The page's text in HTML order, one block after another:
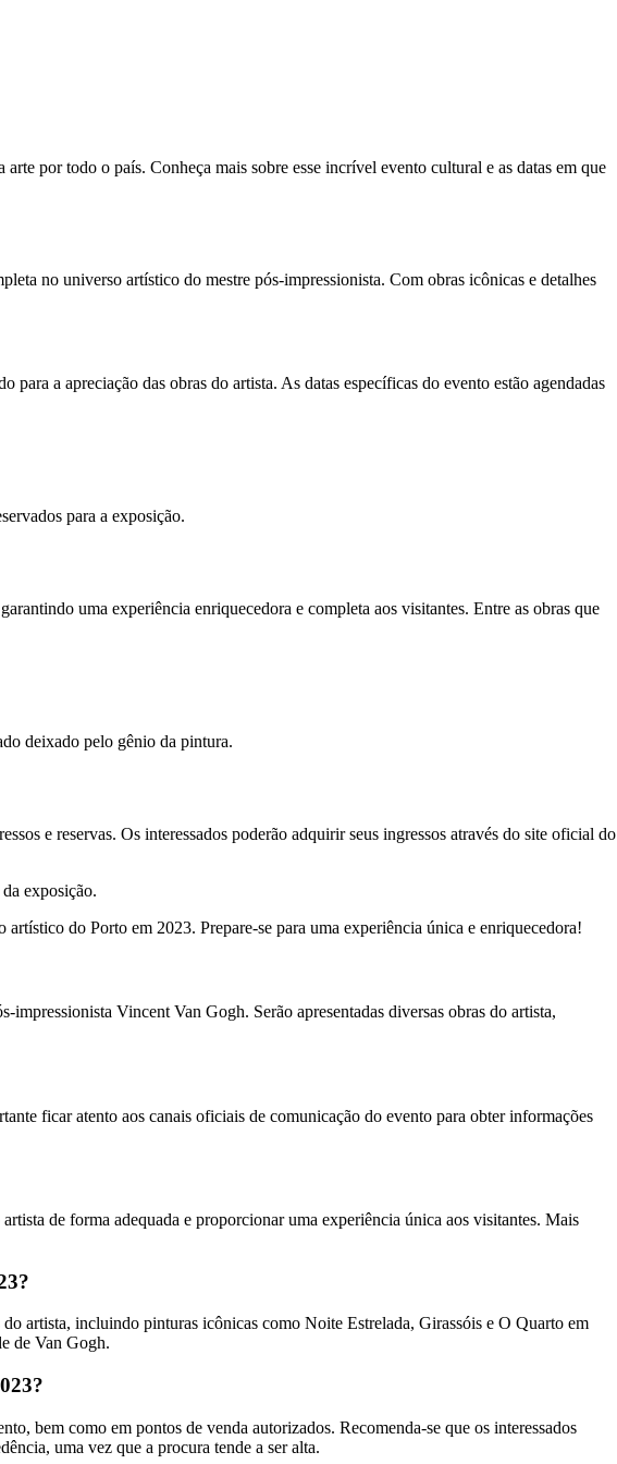
por todo o país. Conheça mais sobre esse incrível evento cultural e as datas em que
no universo artístico do mestre pós-impressionista. Com obras icônicas e detalhes
a apreciação das obras do artista. As datas específicas do evento estão agendadas
para a exposição.
uma experiência enriquecedora e completa aos visitantes. Entre as obras que
deixado pelo gênio da pintura.
e reservas. Os interessados poderão adquirir seus ingressos através do site oficial do
exposição.
do Porto em 2023. Prepare-se para uma experiência única e enriquecedora!
Vincent Van Gogh. Serão apresentadas diversas obras do artista,
ficar atento aos canais oficiais de comunicação do evento para obter informações
de forma adequada e proporcionar uma experiência única aos visitantes. Mais
artista, incluindo pinturas icônicas como Noite Estrelada, Girassóis e O Quarto em
de Van Gogh.
bem como em pontos de venda autorizados. Recomenda-se que os interessados
uma vez que a procura tende a ser alta.